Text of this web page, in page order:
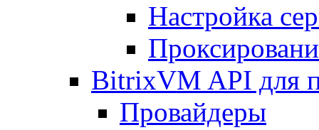
Настройка
BitrixVM API для
Провайдеры